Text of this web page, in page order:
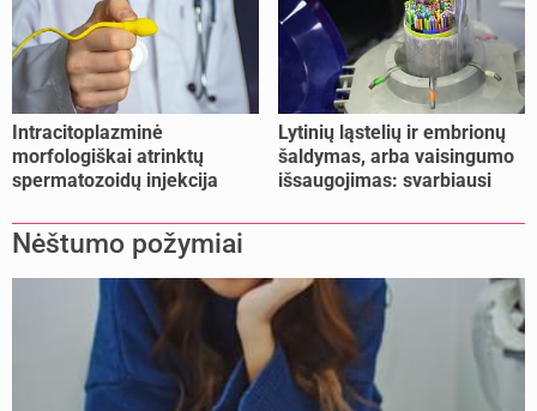
Intracitoplazminė
morfologiškai atrinktų
spermatozoidų injekcija
Lytinių ląstelių ir embrionų
šaldymas, arba vaisingumo
išsaugojimas: svarbiausi
Nėštumo požymiai